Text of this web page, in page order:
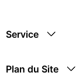
Service
Plan du Site